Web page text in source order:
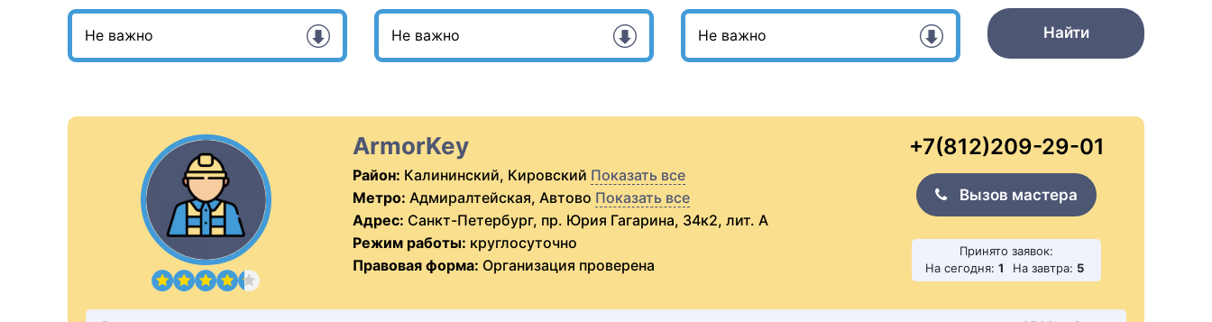
Найти
ArmorKey
Район: Калининский, Кировский Показать все
Метро: Адмиралтейская, Автово Показать все
Адрес: Санкт-Петербург, пр. Юрия Гагарина, 34к2, лит. А
Режим работы: круглосуточно
Правовая форма: Организация проверена
+7(812)209-29-01
Вызов мастера
Принято заявок:
На сегодня: 1 На завтра: 5